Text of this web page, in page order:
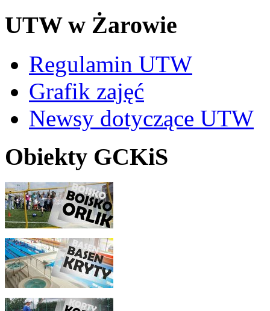
UTW w Żarowie
Regulamin UTW
Grafik zajęć
Newsy dotyczące UTW
Obiekty GCKiS